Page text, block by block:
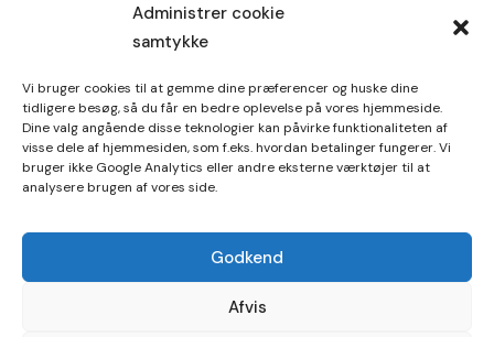
Administrer cookie
samtykke
Vi bruger cookies til at gemme dine præferencer og huske dine
tidligere besøg, så du får en bedre oplevelse på vores hjemmeside.
Dine valg angående disse teknologier kan påvirke funktionaliteten af
visse dele af hjemmesiden, som f.eks. hvordan betalinger fungerer. Vi
bruger ikke Google Analytics eller andre eksterne værktøjer til at
analysere brugen af vores side.
Godkend
Afvis
vare
har
flere
varianter.
Mulighederne
på
Handelsbetingelser
Cookies
Copyright © 2026. Alle rettigheder forbeholdes.
Shop21 ApS. CVR-nummer 44659271.